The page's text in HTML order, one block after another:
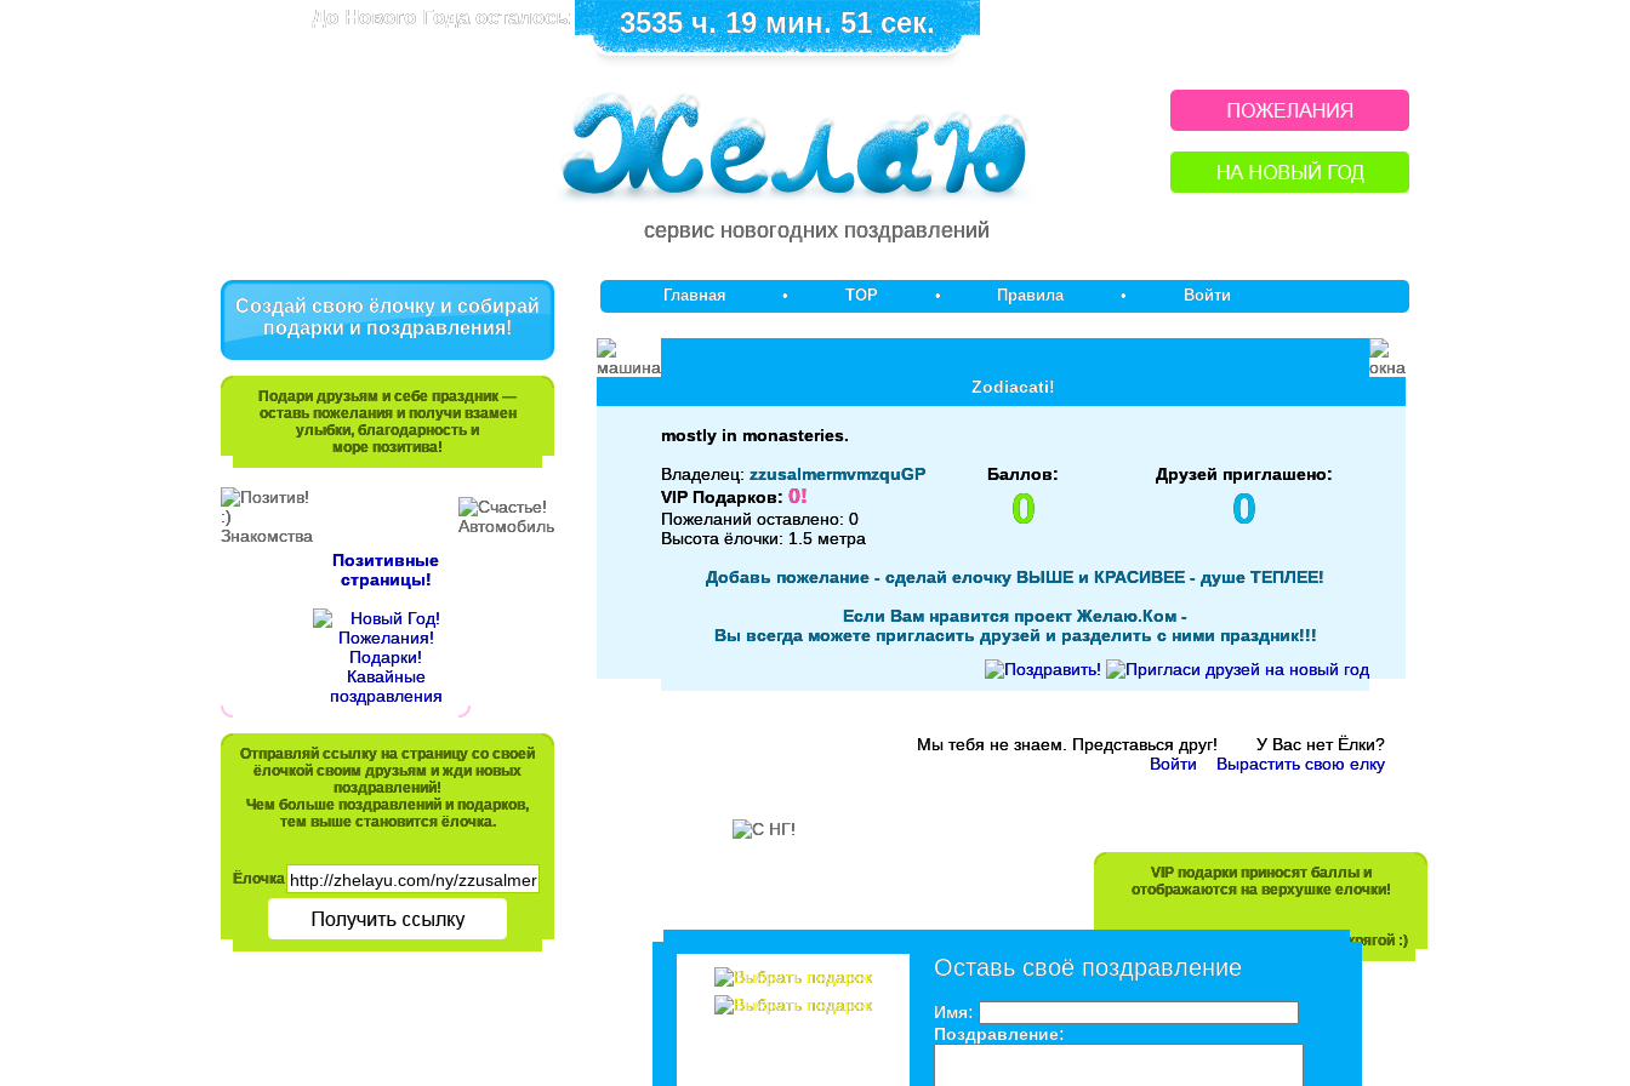
До Нового Года осталось: 3535 ч. 19 мин. 51 сек.
сервис новогодних поздравлений
Создай свою ёлочку и собирай
подарки и поздравления!
Подари друзьям и себе праздник —
оставь пожелания и получи взамен
улыбки, благодарность и
море позитива!
Позитивные
страницы!
Отправляй ссылку на страницу со своей
ёлочкой своим друзьям и жди новых
поздравлений!
Чем больше поздравлений и подарков,
тем выше становится ёлочка.
Ёлочка
Главная • TOP • Правила • Войти
Zodiacati!
mostly in monasteries.
Владелец: zzusalmermvmzquGP
VIP Подарков: 0!
Пожеланий оставлено: 0
Высота ёлочки: 1.5 метра
Баллов:
0
Друзей приглашено:
0
Добавь пожелание - сделай елочку ВЫШЕ и КРАСИВЕЕ - душе ТЕПЛЕЕ!
Если Вам нравится проект Желаю.Ком -
Вы всегда можете пригласить друзей и разделить с ними праздник!!!
VIP подарки приносят баллы и
отображаются на верхушке елочки!
Прояви свою любовь! Не будь скрягой :)
Мы тебя не знаем. Представься друг! У Вас нет Ёлки?
Войти
Вырастить свою елку
Оставь своё поздравление
Имя:
Поздравление: